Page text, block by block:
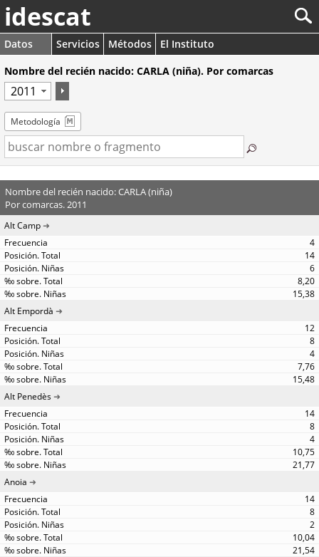
idescat
Datos Servicios Métodos
El Instituto
Nombre del recién nacido: CARLA (niña). Por comarcas
Metodología
Nombre del recién nacido: CARLA (niña)
Por comarcas. 2011
Alt Camp
4
14
6
8,20
15,38
Alt Empordà
12
8
4
7,76
15,48
Alt Penedès
14
8
4
10,75
21,77
Anoia
14
8
2
10,04
21,54